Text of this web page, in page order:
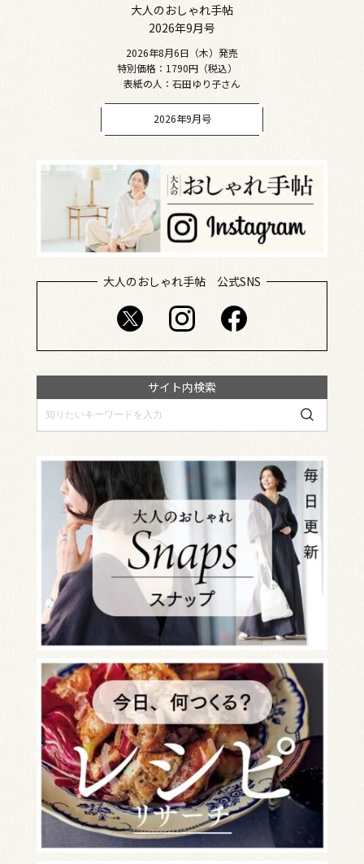
大人のおしゃれ手帖
2026年9月号
2026年8月6日（木）発売
特別価格：1790円（税込）
表紙の人：石田ゆり子さん
2026年9月号
大人のおしゃれ手帖 公式SNS
サイト内検索